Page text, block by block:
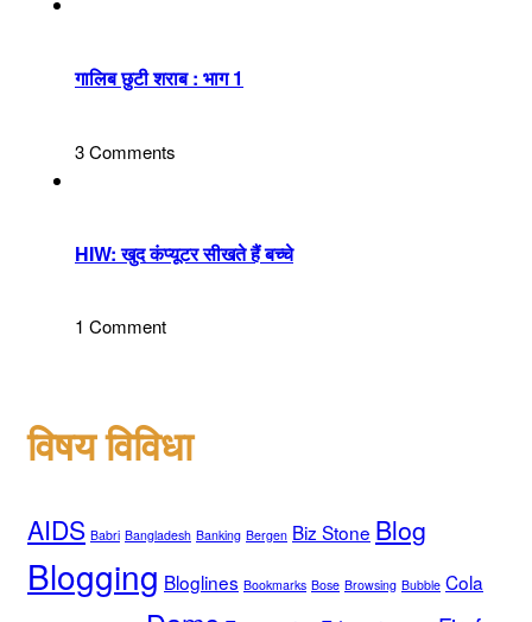
गालिब छुटी शराब : भाग 1
3 Comments
HIW: खुद कंप्यूटर सीखते हैं बच्चे
1 Comment
विषय विविधा
AIDS Babri Bangladesh Banking Bergen Biz Stone Blog
Blogging Bloglines Bookmarks Bose Browsing Bubble Cola